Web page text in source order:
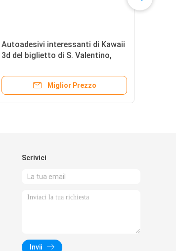
Autoadesivi interessanti di Kawaii
3d del biglietto di S. Valentino,
promozionale
Miglior Prezzo
Scrivici
Invii